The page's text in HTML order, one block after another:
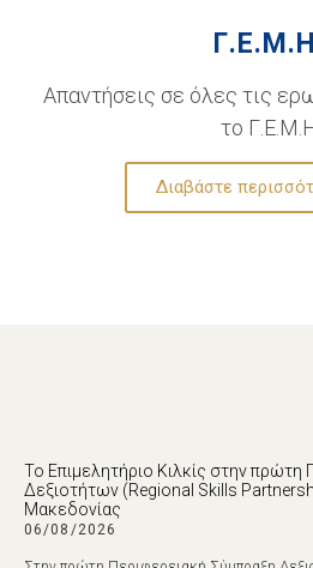
Απαντήσεις σε όλες τις
το
Διαβάστε
Το Επιμελητήριο Κιλκίς στην πρώτη
Δεξιοτήτων (Regional Skills
Μακεδονίας
06/08/2026